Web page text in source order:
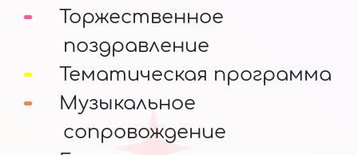
Торжественное
поздравление
Тематическая программа
Музыкальное
сопровождение